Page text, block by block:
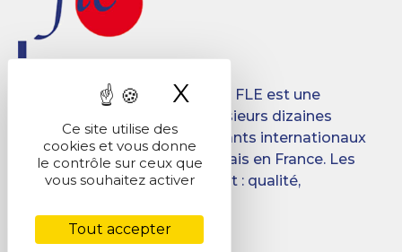
Créé en 2008, le Groupement FLE est une
association qui regroupe plusieurs dizaines
d’écoles destinées aux étudiants internationaux
désireux d’apprendre le français en France. Les
objectifs du Groupement sont : qualité,
Facebook
LinkedIn
Ce site utilise des
cookies et vous donne
le contrôle sur ceux que
vous souhaitez activer
Tout accepter
X Masquer le